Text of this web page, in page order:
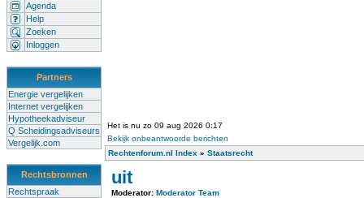
Agenda
Help
Zoeken
Inloggen
Partners
Energie vergelijken
Internet vergelijken
Hypotheekadviseur
Q Scheidingsadviseurs
Vergelijk.com
Rechtsbronnen
Rechtspraak
Het is nu zo 09 aug 2026 0:17
Bekijk onbeantwoorde berichten
Rechtenforum.nl Index » Staatsrecht
uit
Moderator: Moderator Team